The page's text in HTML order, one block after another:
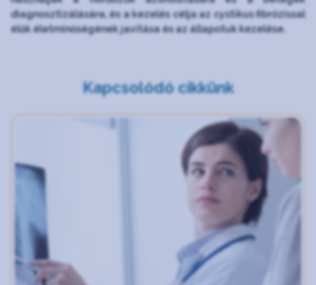
diagnosztizálására, és a kezelés célja az cystikus fibrózissal
élők életminőségének javítása és az állapotuk kezelése.
Kapcsolódó cikkünk